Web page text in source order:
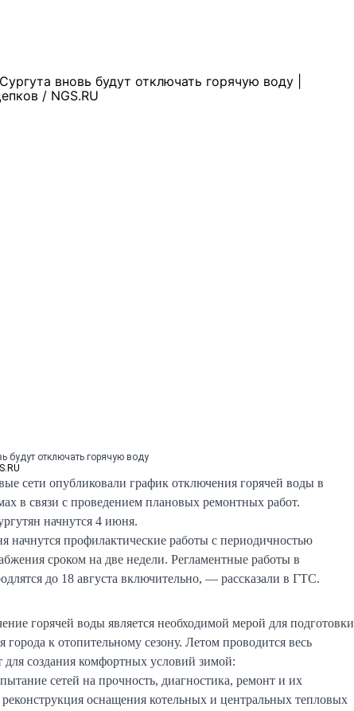
будут отключать горячую воду
сети опубликовали график отключения горячей воды в
в связи с проведением плановых ремонтных работ.
начнутся 4 июня.
начнутся профилактические работы с периодичностью
сроком на две недели. Регламентные работы в
до 18 августа включительно, — рассказали в ГТС.
горячей воды является необходимой мерой для подготовки
к отопительному сезону. Летом проводится весь
создания комфортных условий зимой:
сетей на прочность, диагностика, ремонт и их
реконструкция оснащения котельных и центральных тепловых